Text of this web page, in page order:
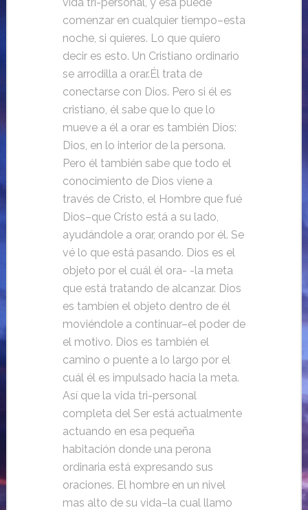
comenzar en cualquier tiempo–esta
noche, si quieres. Lo que quiero
decir es esto. Un Cristiano ordinario
se arrodilla a orar.Él trata de
conectarse con Dios. Pero si él es
cristiano, él sabe que lo que lo
mueve a él a orar es también Dios:
Dios, en lo interior de la persona.
Pero él también sabe que todo el
conocimiento de Dios viene a
través de Cristo, el Hombre que fué
Dios–que Cristo está a su lado,
ayudándole a orar, orando por él. Se
vé lo que está pasando. Dios es el
objeto por el cuál él ora- -la meta
que está tratando de alcanzar. Dios
es tambíen el objeto dentro de él
moviéndole a continuar–el poder de
el motivo. Dios es también el
camino o puente a lo largo por el
cuál él es impulsado hacia la meta.
Así que la vida tri-personal
completa del Ser está actualmente
actuando en esa pequeña
habitación donde una perona
ordinaria está expresando sus
oraciones. El hombre en un nivel
mas alto de su vida–la cual llamo